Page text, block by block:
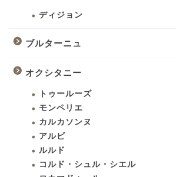
ディジョン
ブルターニュ
オクシタニー
トゥールーズ
モンペリエ
カルカソンヌ
アルビ
ルルド
コルド・シュル・シエル